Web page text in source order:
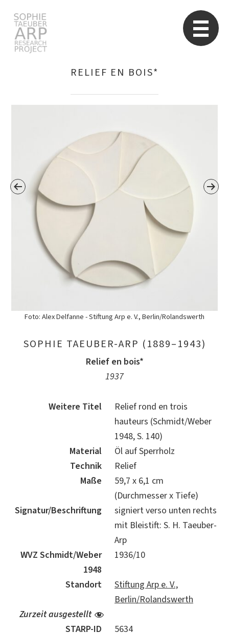
nach:
RELIEF EN BOIS*
Foto: Alex Delfanne - Stiftung Arp e. V., Berlin/Rolandswerth
SOPHIE TAEUBER-ARP (1889–1943)
Relief en bois*
1937
Weitere Titel
Relief rond en trois
hauteurs (Schmidt/Weber
1948, S. 140)
Material
Öl auf Sperrholz
Technik
Relief
Maße
59,7 x 6,1 cm
(Durchmesser x Tiefe)
Signatur/Beschriftung
signiert verso unten rechts
mit Bleistift: S. H. Taeuber-
Arp
WVZ Schmidt/Weber
1948
1936/10
Standort
Stiftung Arp e. V.,
Berlin/Rolandswerth
Zurzeit ausgestellt
STARP-ID
5634